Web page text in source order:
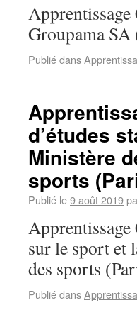
Apprentissage
Groupama
Publié dans
d’études
Ministère
sports
Publié le9 août 2019
Apprentissage
sur le sport et
des sports
Publié dans